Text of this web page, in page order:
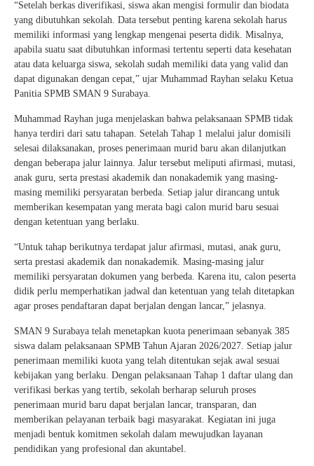
“Setelah berkas diverifikasi, siswa akan mengisi formulir dan biodata
yang dibutuhkan sekolah. Data tersebut penting karena sekolah harus
memiliki informasi yang lengkap mengenai peserta didik. Misalnya,
apabila suatu saat dibutuhkan informasi tertentu seperti data kesehatan
atau data keluarga siswa, sekolah sudah memiliki data yang valid dan
dapat digunakan dengan cepat,” ujar Muhammad Rayhan selaku Ketua
Panitia SPMB SMAN 9 Surabaya.
Muhammad Rayhan juga menjelaskan bahwa pelaksanaan SPMB tidak
hanya terdiri dari satu tahapan. Setelah Tahap 1 melalui jalur domisili
selesai dilaksanakan, proses penerimaan murid baru akan dilanjutkan
dengan beberapa jalur lainnya. Jalur tersebut meliputi afirmasi, mutasi,
anak guru, serta prestasi akademik dan nonakademik yang masing-
masing memiliki persyaratan berbeda. Setiap jalur dirancang untuk
memberikan kesempatan yang merata bagi calon murid baru sesuai
dengan ketentuan yang berlaku.
“Untuk tahap berikutnya terdapat jalur afirmasi, mutasi, anak guru,
serta prestasi akademik dan nonakademik. Masing-masing jalur
memiliki persyaratan dokumen yang berbeda. Karena itu, calon peserta
didik perlu memperhatikan jadwal dan ketentuan yang telah ditetapkan
agar proses pendaftaran dapat berjalan dengan lancar,” jelasnya.
SMAN 9 Surabaya telah menetapkan kuota penerimaan sebanyak 385
siswa dalam pelaksanaan SPMB Tahun Ajaran 2026/2027. Setiap jalur
penerimaan memiliki kuota yang telah ditentukan sejak awal sesuai
kebijakan yang berlaku. Dengan pelaksanaan Tahap 1 daftar ulang dan
verifikasi berkas yang tertib, sekolah berharap seluruh proses
penerimaan murid baru dapat berjalan lancar, transparan, dan
memberikan pelayanan terbaik bagi masyarakat. Kegiatan ini juga
menjadi bentuk komitmen sekolah dalam mewujudkan layanan
pendidikan yang profesional dan akuntabel.